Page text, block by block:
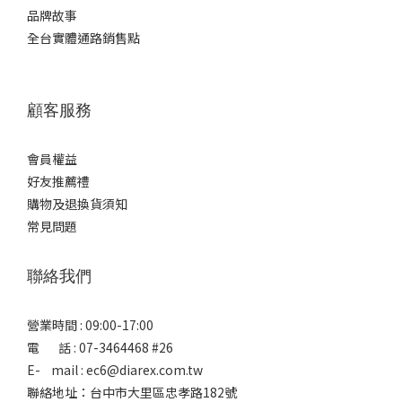
品牌故事
全台實體通路銷售點
顧客服務
會員權益
好友推薦禮
購物及退換貨須知
常見問題
聯絡我們
營業時間 : 09:00-17:00
電 話 : 07-3464468 #26
E- mail : ec6@diarex.com.tw
聯絡地址：台中市大里區忠孝路182號